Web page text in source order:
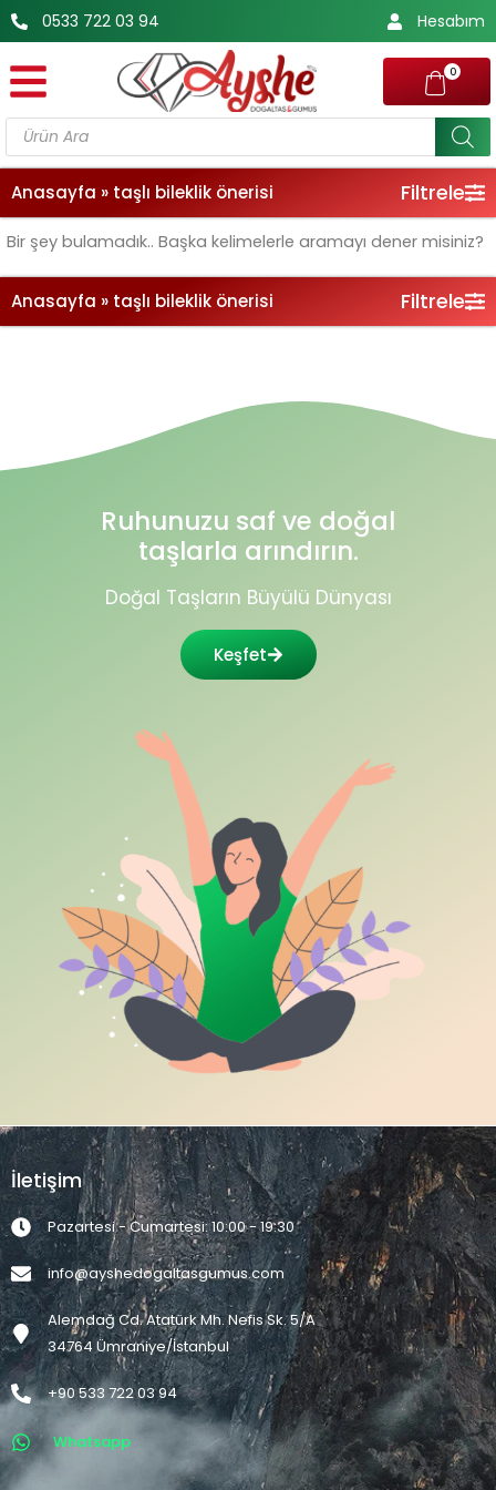
İçeriğe
atla
0533 722 03 94 Hesabım
0
Products
search
Anasayfa » taşlı bileklik önerisi Filtrele
Bir şey bulamadık.. Başka kelimelerle aramayı dener misiniz?
Anasayfa » taşlı bileklik önerisi Filtrele
Ruhunuzu saf ve doğal
taşlarla arındırın.
Doğal Taşların Büyülü Dünyası
Keşfet
İletişim
Pazartesi - Cumartesi: 10:00 - 19:30
info@ayshedogaltasgumus.com
Alemdağ Cd. Atatürk Mh. Nefis Sk. 5/A
34764 Ümraniye/İstanbul
+90 533 722 03 94
Whatsapp